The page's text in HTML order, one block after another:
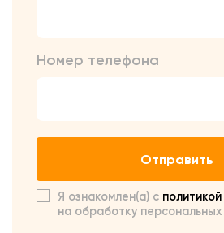
Номер телефона
Отправить
Я ознакомлен(а) с политикой
на обработку